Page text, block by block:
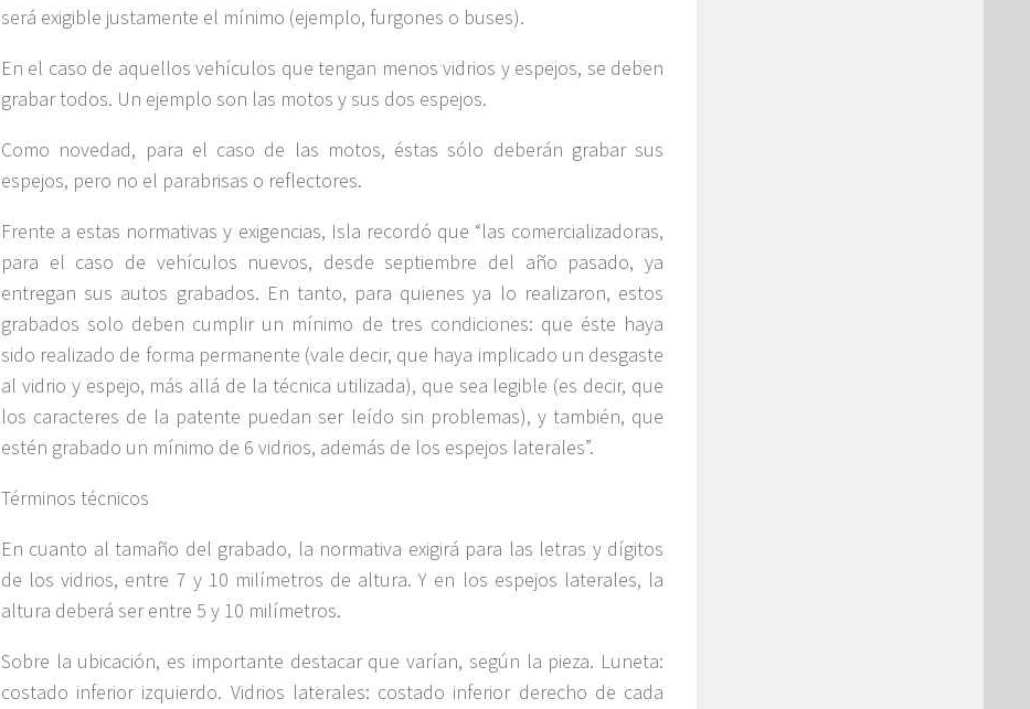
será exigible justamente el mínimo (ejemplo, furgones o buses).
En el caso de aquellos vehículos que tengan menos vidrios y espejos, se deben
grabar todos. Un ejemplo son las motos y sus dos espejos.
Como novedad, para el caso de las motos, éstas sólo deberán grabar sus
espejos, pero no el parabrisas o reflectores.
Frente a estas normativas y exigencias, Isla recordó que “las comercializadoras,
para el caso de vehículos nuevos, desde septiembre del año pasado, ya
entregan sus autos grabados. En tanto, para quienes ya lo realizaron, estos
grabados solo deben cumplir un mínimo de tres condiciones: que éste haya
sido realizado de forma permanente (vale decir, que haya implicado un desgaste
al vidrio y espejo, más allá de la técnica utilizada), que sea legible (es decir, que
los caracteres de la patente puedan ser leído sin problemas), y también, que
estén grabado un mínimo de 6 vidrios, además de los espejos laterales”.
Términos técnicos
En cuanto al tamaño del grabado, la normativa exigirá para las letras y dígitos
de los vidrios, entre 7 y 10 milímetros de altura. Y en los espejos laterales, la
altura deberá ser entre 5 y 10 milímetros.
Sobre la ubicación, es importante destacar que varían, según la pieza. Luneta:
costado inferior izquierdo. Vidrios laterales: costado inferior derecho de cada